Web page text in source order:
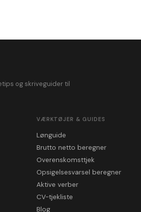
og skriveguider til
VÆRKTØJER & GUIDES
Lønguide
Brutto netto beregner
Overenskomsttjek
Opsigelsesvarsel beregner
Aktive verber
CV-tjekliste
Blog